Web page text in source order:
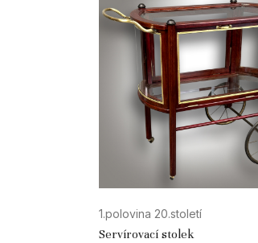
1.polovina 20.století
Servírovací stolek